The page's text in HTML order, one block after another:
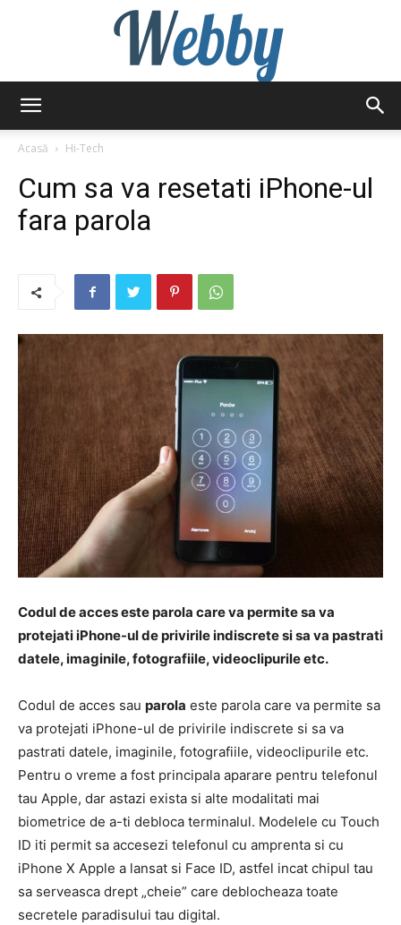
Acasă
Hi-Tech
Cum sa va resetati iPhone-ul
fara parola
Codul de acces este parola care va permite sa va
protejati iPhone-ul de privirile indiscrete si sa va pastrati
datele, imaginile, fotografiile, videoclipurile etc.
Codul de acces sau parola este parola care va permite sa
va protejati iPhone-ul de privirile indiscrete si sa va
pastrati datele, imaginile, fotografiile, videoclipurile etc.
Pentru o vreme a fost principala aparare pentru telefonul
tau Apple, dar astazi exista si alte modalitati mai
biometrice de a-ti debloca terminalul. Modelele cu Touch
ID iti permit sa accesezi telefonul cu amprenta si cu
iPhone X Apple a lansat si Face ID, astfel incat chipul tau
sa serveasca drept „cheie” care deblocheaza toate
secretele paradisului tau digital.